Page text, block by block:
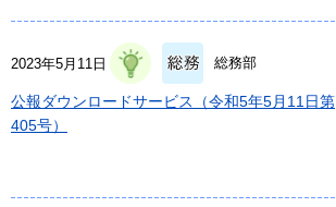
2023年5月11日 総務部
公報ダウンロードサービス（令和5年5月11日第
405号）